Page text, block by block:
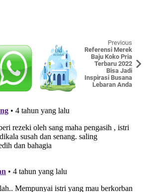
Previous
Referensi Merek
Baju Koko Pria
Terbaru 2022
Bisa Jadi
Inspirasi Busana
Lebaran Anda